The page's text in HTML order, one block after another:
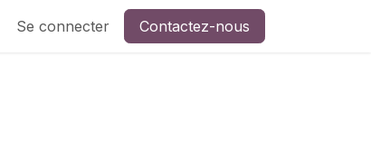
Contactez-nous
Se connecter Contactez-nous